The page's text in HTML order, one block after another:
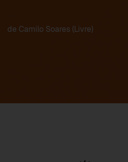
de Camilo Soares (Livre)